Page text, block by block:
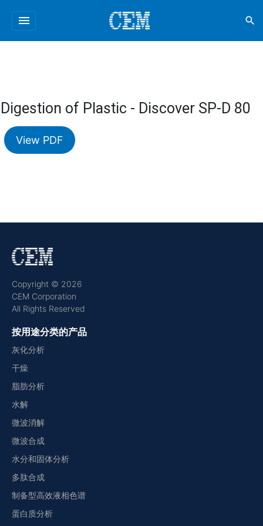
menu search
Digestion of Plastic - Discover SP-D 80
View PDF
Copyright © 2026
CEM Corporation
All Rights Reserved
按用途分类的产品
灰化分析
干燥
脂肪分析
水解
微波消解
微波合成
水分和固体分析
多肽合成
制备型高效液相色谱
蛋白质分析